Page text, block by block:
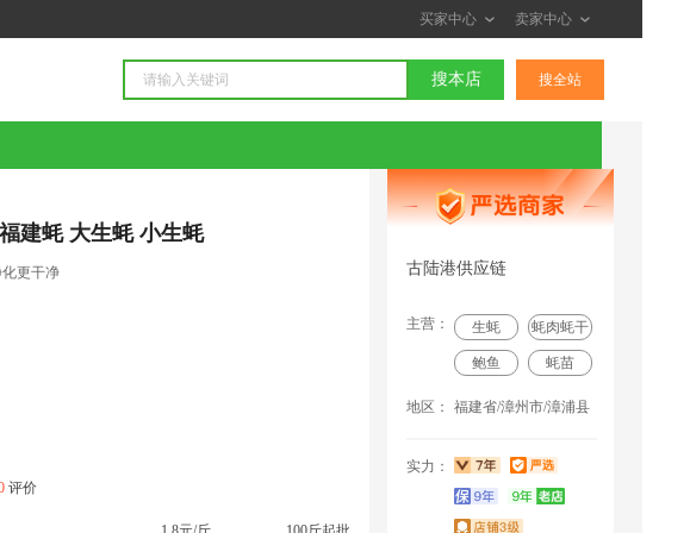
买家中心 卖家中心
搜本店 搜全站
建蚝 大生蚝 小生蚝
更干净
评价
古陆港供应链
主营： 生蚝 蚝肉蚝干
鲍鱼 蚝苗
地区： 福建省/漳州市/漳浦县
实力：
金********7 联系了该商家